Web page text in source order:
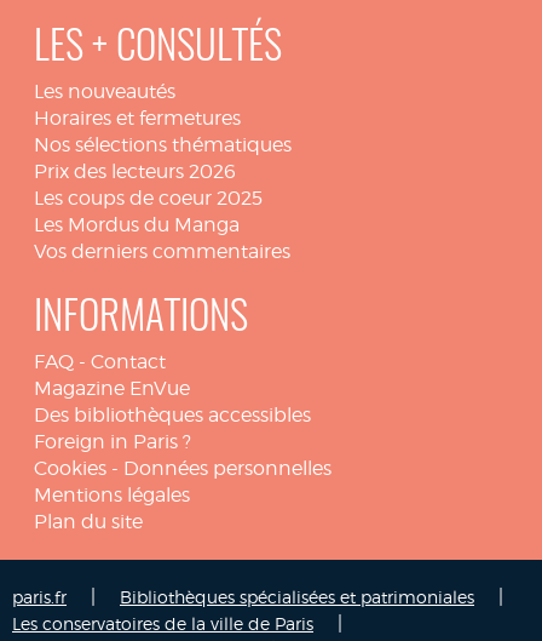
LES + CONSULTÉS
Les nouveautés
Horaires et fermetures
Nos sélections thématiques
Prix des lecteurs 2026
Les coups de coeur 2025
Les Mordus du Manga
Vos derniers commentaires
INFORMATIONS
FAQ - Contact
Magazine EnVue
Des bibliothèques accessibles
Foreign in Paris ?
Cookies - Données personnelles
Mentions légales
Plan du site
paris.fr Bibliothèques spécialisées et patrimoniales
Les conservatoires de la ville de Paris